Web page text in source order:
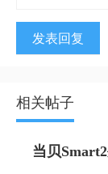
发表回复
相关帖子
当贝